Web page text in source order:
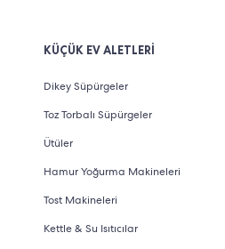
KÜÇÜK EV ALETLERİ
Dikey Süpürgeler
Toz Torbalı Süpürgeler
Ütüler
Hamur Yoğurma Makineleri
Tost Makineleri
Kettle & Su Isıtıcılar